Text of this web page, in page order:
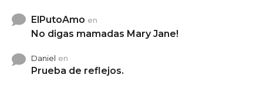
ElPutoAmo en
No digas mamadas Mary Jane!
Daniel en
Prueba de reflejos.